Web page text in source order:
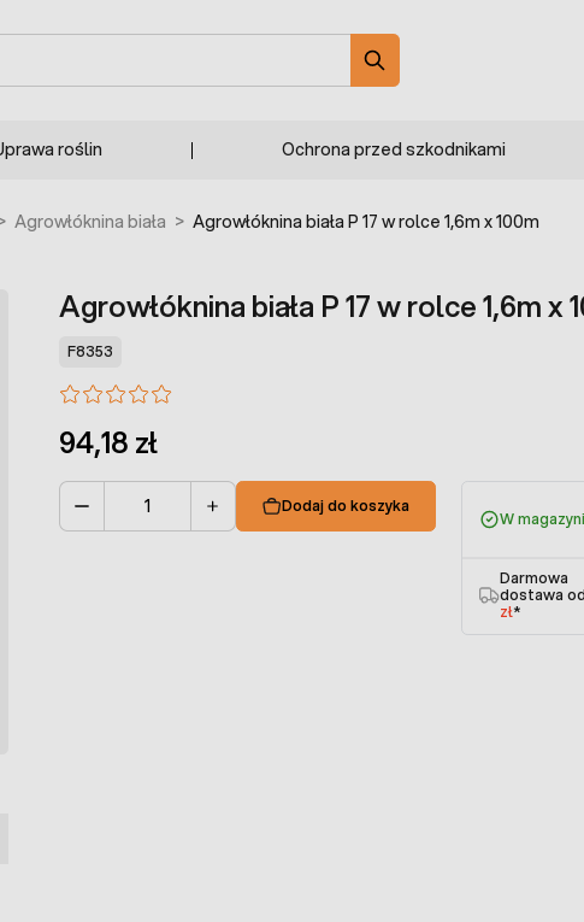
roślin Ochrona przed szkodnikami
Agrowłóknina biała > Agrowłóknina biała P 17 w rolce 1,6m x 100m
Agrowłóknina biała P 17 w rolce 1,6m x
F8353
94,18 zł
Dodaj do koszyka
W
Darmowa
dostawa od
zł*